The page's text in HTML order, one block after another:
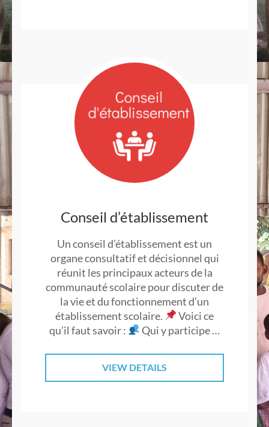
Conseil d’établissement
Un conseil d’établissement est un
organe consultatif et décisionnel qui
réunit les principaux acteurs de la
communauté scolaire pour discuter de
la vie et du fonctionnement d’un
établissement scolaire.
Voici ce
qu’il faut savoir :
Qui y participe …
VIEW DETAILS